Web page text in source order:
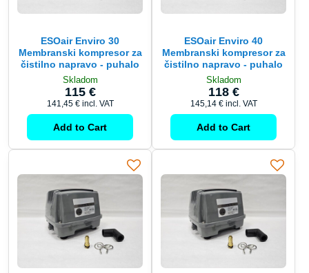
ESOair Enviro 30
Membranski kompresor za
čistilno napravo - puhalo
Skladom
115 €
141,45 € incl. VAT
Add to Cart
ESOair Enviro 40
Membranski kompresor za
čistilno napravo - puhalo
Skladom
118 €
145,14 € incl. VAT
Add to Cart